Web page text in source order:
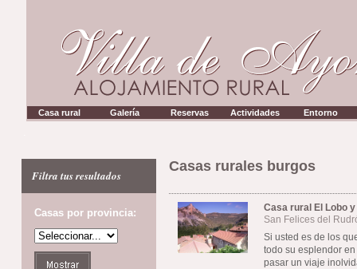
Casa rural Galería Reservas Actividades Entorno
Filtra tus resultados
Casas por provincia:
Casas rurales burgos
Casa rural El Lobo
San Felices del
Si usted es de los
todo su esplendor
pasar un viaje